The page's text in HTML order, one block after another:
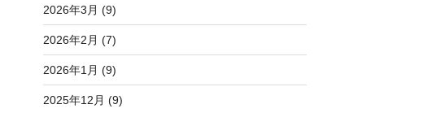
2026年3月 (9)
2026年2月 (7)
2026年1月 (9)
2025年12月 (9)